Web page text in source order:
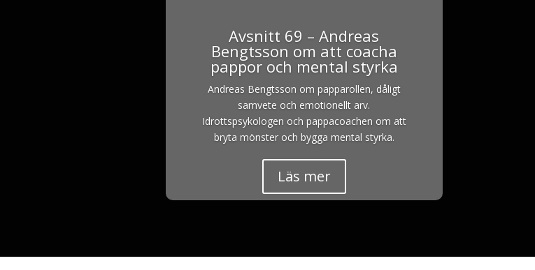
Avsnitt 69 – Andreas
Bengtsson om att coacha
pappor och mental styrka
Andreas Bengtsson om papparollen, dåligt
samvete och emotionellt arv.
Idrottspsykologen och pappacoachen om att
bryta mönster och bygga mental styrka.
Läs mer